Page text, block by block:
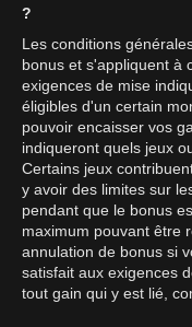
?
Les conditions
bonus et s'appliquent à
exigences de mise
éligibles d'un certain
pouvoir encaisser vos
indiqueront quels jeux
Certains jeux
y avoir des limites sur
pendant que le bonus
maximum pouvant être
annulation de bonus si
satisfait aux exigences
tout gain qui y est lié,